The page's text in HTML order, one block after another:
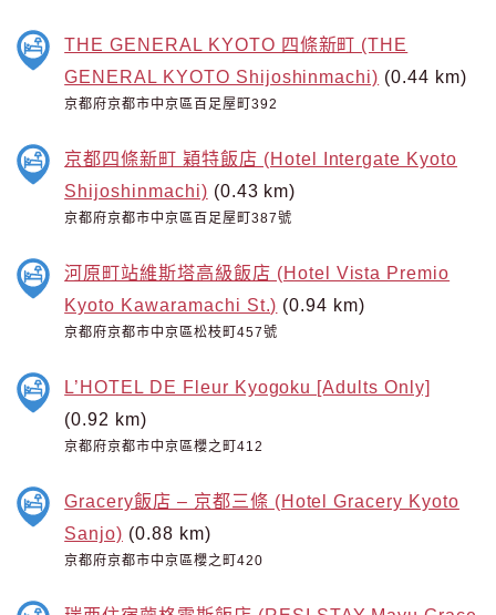
THE GENERAL KYOTO 四條新町 (THE
GENERAL KYOTO Shijoshinmachi) (0.44 km)
京都府京都市中京區百足屋町392
京都四條新町 穎特飯店 (Hotel Intergate Kyoto
Shijoshinmachi) (0.43 km)
京都府京都市中京區百足屋町387號
河原町站維斯塔高級飯店 (Hotel Vista Premio
Kyoto Kawaramachi St.) (0.94 km)
京都府京都市中京區松枝町457號
L’HOTEL DE Fleur Kyogoku [Adults Only]
(0.92 km)
京都府京都市中京區櫻之町412
Gracery飯店 – 京都三條 (Hotel Gracery Kyoto
Sanjo) (0.88 km)
京都府京都市中京區櫻之町420